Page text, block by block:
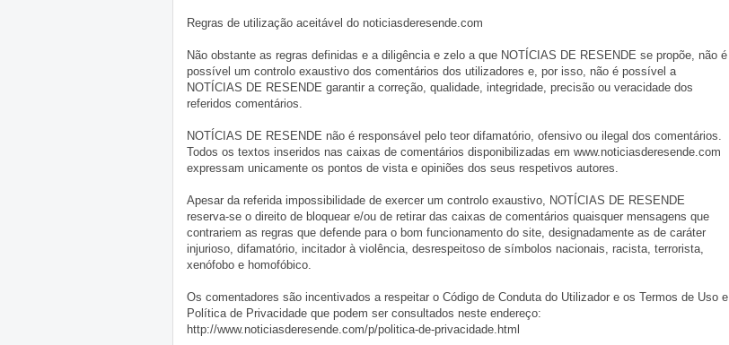
Regras de utilização aceitável do noticiasderesende.com
Não obstante as regras definidas e a diligência e zelo a que NOTÍCIAS DE RESENDE se propõe, não é
possível um controlo exaustivo dos comentários dos utilizadores e, por isso, não é possível a
NOTÍCIAS DE RESENDE garantir a correção, qualidade, integridade, precisão ou veracidade dos
referidos comentários.
NOTÍCIAS DE RESENDE não é responsável pelo teor difamatório, ofensivo ou ilegal dos comentários.
Todos os textos inseridos nas caixas de comentários disponibilizadas em www.noticiasderesende.com
expressam unicamente os pontos de vista e opiniões dos seus respetivos autores.
Apesar da referida impossibilidade de exercer um controlo exaustivo, NOTÍCIAS DE RESENDE
reserva-se o direito de bloquear e/ou de retirar das caixas de comentários quaisquer mensagens que
contrariem as regras que defende para o bom funcionamento do site, designadamente as de caráter
injurioso, difamatório, incitador à violência, desrespeitoso de símbolos nacionais, racista, terrorista,
xenófobo e homofóbico.
Os comentadores são incentivados a respeitar o Código de Conduta do Utilizador e os Termos de Uso e
Política de Privacidade que podem ser consultados neste endereço:
http://www.noticiasderesende.com/p/politica-de-privacidade.html